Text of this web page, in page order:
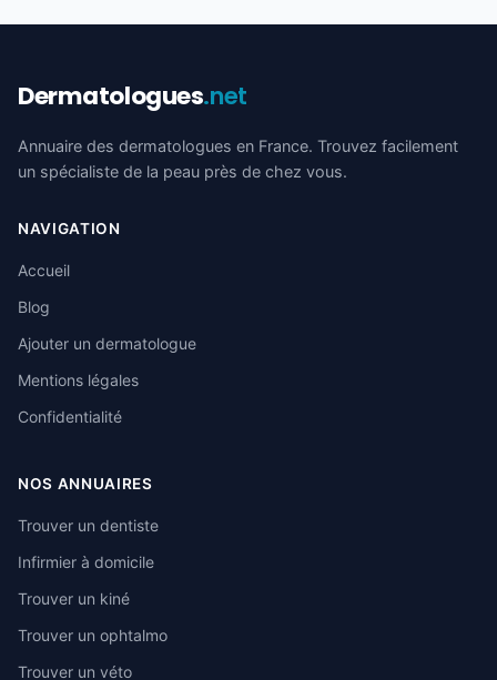
Dermatologues.net
Annuaire des dermatologues en France. Trouvez facilement
un spécialiste de la peau près de chez vous.
NAVIGATION
Accueil
Blog
Ajouter un dermatologue
Mentions légales
Confidentialité
NOS ANNUAIRES
Trouver un dentiste
Infirmier à domicile
Trouver un kiné
Trouver un ophtalmo
Trouver un véto